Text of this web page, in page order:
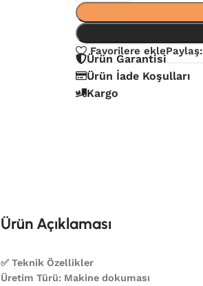
Favorilere eklePaylaş:
Ürün Garantisi
Ürün İade Koşulları
Kargo
Ürün Açıklaması
✅ Teknik Özellikler
Üretim Türü: Makine dokuması